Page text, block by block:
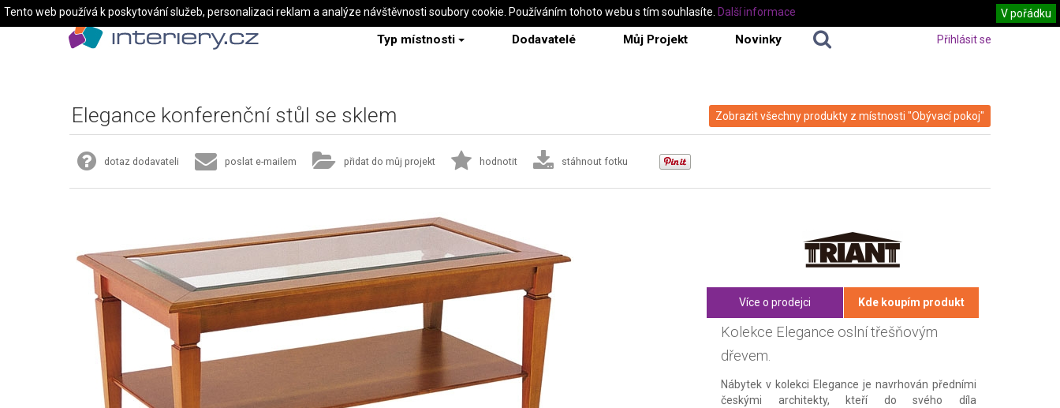
Typ místnosti Dodavatelé Můj Projekt Novinky Přihlásit se
Zobrazit všechny produkty z místnosti "Obývací pokoj"
Elegance konferenční stůl se sklem
dotaz dodavateli poslat e-mailem přidat do můj projekt hodnotit stáhnout fotku
Více o prodejci Kde koupím produkt
Kolekce Elegance oslní třešňovým
dřevem.
Nábytek v kolekci Elegance je navrhován předními
českými architekty, kteří do svého díla
Tento web používá k poskytování služeb, personalizaci reklam a analýze návštěvnosti soubory cookie. Používáním tohoto webu s tím souhlasíte. V pořádku
Další informace